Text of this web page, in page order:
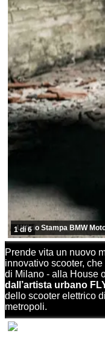
Ufficio Stampa BMW
1 di 6
Prende vita un nuovo
innovativo scooter,
di Milano - alla House
dall’artista urbano
dello scooter elettrico
metropoli.